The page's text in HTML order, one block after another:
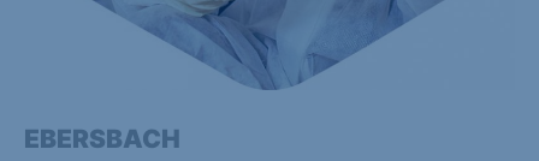
EBERSBACH